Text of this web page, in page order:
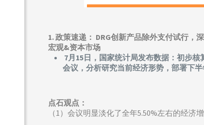
1.政策速递： DRG创新产品除外支付试行，
宏观&资本市场
7月15日，国家统计局发布数据：初步
会议，分析研究当前经济形势，部署下
点石观点：
（1）会议明显淡化了全年5.50%左右的经